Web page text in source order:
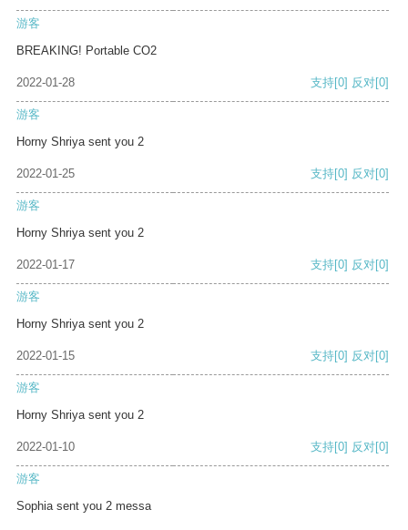
游客
BREAKING! Portable CO2
2022-01-28 支持[0] 反对[0]
游客
Horny Shriya sent you 2
2022-01-25 支持[0] 反对[0]
游客
Horny Shriya sent you 2
2022-01-17 支持[0] 反对[0]
游客
Horny Shriya sent you 2
2022-01-15 支持[0] 反对[0]
游客
Horny Shriya sent you 2
2022-01-10 支持[0] 反对[0]
游客
Sophia sent you 2 messa